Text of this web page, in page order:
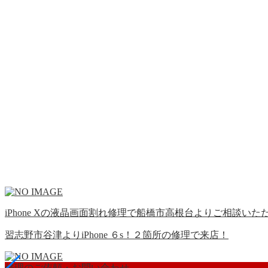
iPhone Xの液晶画面割れ修理で船橋市高根台よりご相談いた
習志野市谷津よりiPhone ６s！２箇所の修理で来店！